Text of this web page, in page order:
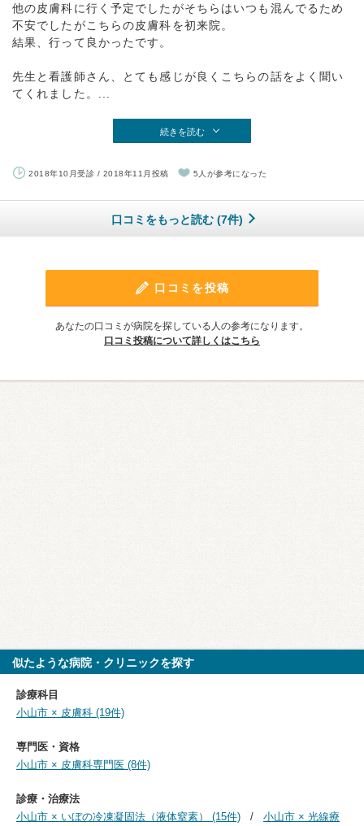
他の皮膚科に行く予定でしたがそちらはいつも混んでるため
不安でしたがこちらの皮膚科を初来院。
結果、行って良かったです。
先生と看護師さん、とても感じが良くこちらの話をよく聞い
てくれました。...
続きを読む
2018年10月受診 / 2018年11月投稿 5人が参考になった
口コミをもっと読む (7件)
口コミを投稿
あなたの口コミが病院を探している人の参考になります。
口コミ投稿について詳しくはこちら
似たような病院・クリニックを探す
診療科目
小山市 × 皮膚科 (19件)
専門医・資格
小山市 × 皮膚科専門医 (8件)
診療・治療法
小山市 × いぼの冷凍凝固法（液体窒素） (15件)
小山市 × 光線療